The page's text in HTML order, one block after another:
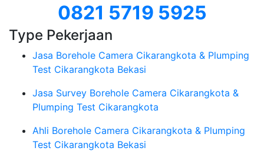
0821 5719 5925
Type Pekerjaan
Jasa Borehole Camera Cikarangkota & Plumping
Test Cikarangkota Bekasi
Jasa Survey Borehole Camera Cikarangkota &
Plumping Test Cikarangkota
Ahli Borehole Camera Cikarangkota & Plumping
Test Cikarangkota Bekasi